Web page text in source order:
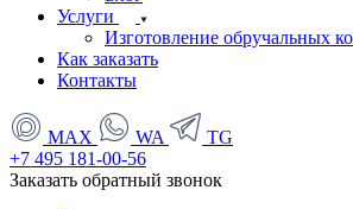
Услуги
Изготовление обручальных
Как заказать
Контакты
MAX WA
TG
+7 495 181-00-56
Заказать обратный звонок